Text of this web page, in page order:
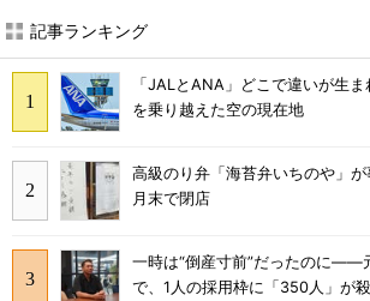
記事ランキング
「JALとANA」どこで違いが生
を乗り越えた空の現在地
高級のり弁「海苔弁いちのや」
月末で閉店
一時は“倒産寸前”だったのに――
で、1人の採用枠に「350人」が